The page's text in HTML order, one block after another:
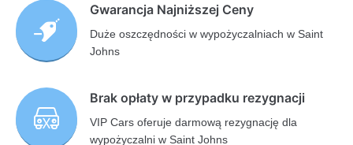
Gwarancja Najniższej Ceny
Duże oszczędności w wypożyczalniach w Saint
Johns
Brak opłaty w przypadku rezygnacji
VIP Cars oferuje darmową rezygnację dla
wypożyczalni w Saint Johns